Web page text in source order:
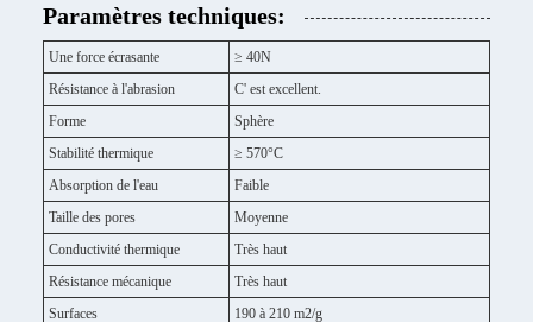
Paramètres techniques:
Une force écrasante
≥ 40N
Résistance à l'abrasion
C' est excellent.
Forme
Sphère
Stabilité thermique
≥ 570°C
Absorption de l'eau
Faible
Taille des pores
Moyenne
Conductivité thermique
Très haut
Résistance mécanique
Très haut
Surfaces
190 à 210 m2/g